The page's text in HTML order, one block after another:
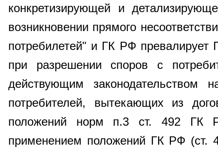
конкретизирующей и
возникновении прямого
потребилетей" и ГК РФ
при разрешении споров с
действующим законодательством
потребителей, вытекающих из
положений норм п.3 ст. 492 ГК
применением положений ГК РФ